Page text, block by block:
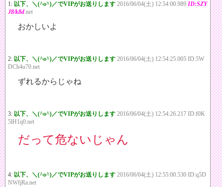
1: 以下、＼(^o^)／でVIPがお送りします 2016/06/04(土) 12:54:00.989 ID:SZY
J8/k8d.net
おかしいよ
2: 以下、＼(^o^)／でVIPがお送りします 2016/06/04(土) 12:54:25.005 ID:5W
DCh4u70.net
ずれるからじゃね
3: 以下、＼(^o^)／でVIPがお送りします 2016/06/04(土) 12:54:26.217 ID:f0K
5lH1q0.net
だって危ないじゃん
4: 以下、＼(^o^)／でVIPがお送りします 2016/06/04(土) 12:55:00.530 ID:q5D
NWfjRa.net